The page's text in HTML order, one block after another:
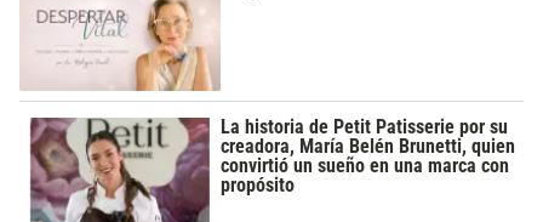
La historia de Petit Patisserie por su
creadora, María Belén Brunetti, quien
convirtió un sueño en una marca con
propósito